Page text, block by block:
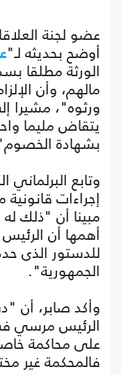
أوضح بحديثه لـ"
الورثة مطلقا
مالهم، وأن
ورثوه"، مشيرا
يتقاض مليما
بشهادة
وتابع
إجراءات
مبينا أن "ذلك
أهمها أن
للدستور الذى
الجمهورية".
الرئيس مرسي
على محاكمة
فالمحكمة غير